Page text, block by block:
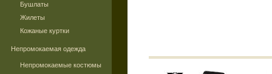
Бушлаты
Жилеты
Кожаные куртки
Непромокаемая одежда
Непромокаемые костюмы